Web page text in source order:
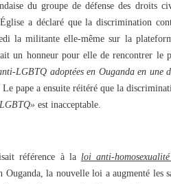
du groupe de défense des droits
a déclaré que la discrimination
la militante elle-même sur la
un honneur pour elle de rencontrer le
LGBTQ adoptées en Ouganda en une
Le pape a ensuite réitéré que la
est inacceptable.
référence à la loi anti-
Ouganda, la nouvelle loi a augmenté les